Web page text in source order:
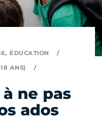
ÉDUCATION
ANS)
ne pas
ados